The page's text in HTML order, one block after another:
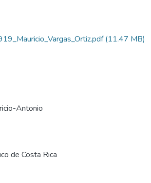
(11.47 MB)
Antonio
de Costa Rica